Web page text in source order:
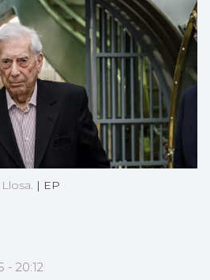
| EP
- 20:12